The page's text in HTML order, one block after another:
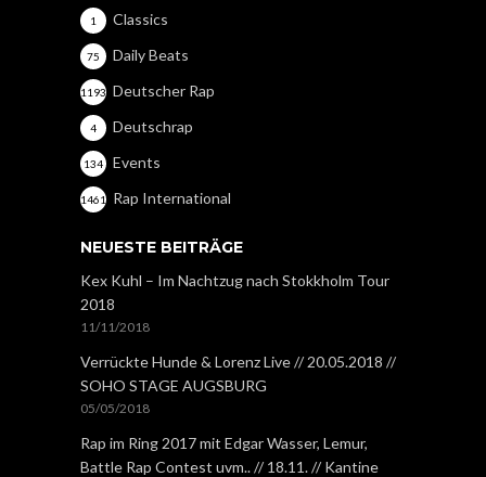
Classics
1
Daily Beats
75
Deutscher Rap
1193
Deutschrap
4
Events
134
Rap International
1461
NEUESTE BEITRÄGE
Kex Kuhl – Im Nachtzug nach Stokkholm Tour
2018
11/11/2018
Verrückte Hunde & Lorenz Live // 20.05.2018 //
SOHO STAGE AUGSBURG
05/05/2018
Rap im Ring 2017 mit Edgar Wasser, Lemur,
Battle Rap Contest uvm.. // 18.11. // Kantine